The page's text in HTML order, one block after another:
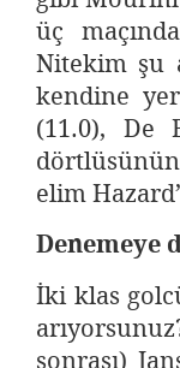
üç
Nitekim şu
kendine
(11.0), De
elim
Denemeye
İki klas
sonrası)